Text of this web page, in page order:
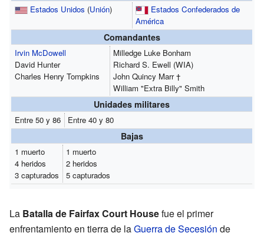
Estados Unidos (Unión)
Estados Confederados de
América
Comandantes
Irvin McDowell
David Hunter
Charles Henry Tompkins
Milledge Luke Bonham
Richard S. Ewell (WIA)
John Quincy Marr †
William "Extra Billy" Smith
Unidades militares
Entre 50 y 86 Entre 40 y 80
Bajas
1 muerto
4 heridos
3 capturados
1 muerto
2 heridos
5 capturados
La Batalla de Fairfax Court Housefue el primer
enfrentamiento en tierra de laGuerra de Secesión de